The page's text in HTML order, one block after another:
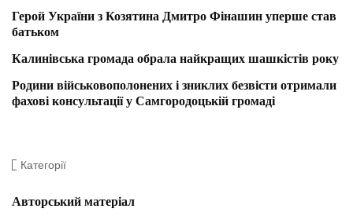
Герой України з Козятина Дмитро Фінашин уперше став
батьком
Калинівська громада обрала найкращих шашкістів року
Родини військовополонених і зниклих безвісти отримали
фахові консультації у Самгородоцькій громаді
Категорії
Авторський матеріал